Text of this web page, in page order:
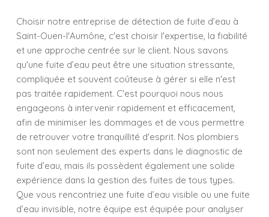
Choisir notre entreprise de détection de fuite d’eau à
Saint-Ouen-l'Aumône, c'est choisir l'expertise, la fiabilité
et une approche centrée sur le client. Nous savons
qu'une fuite d’eau peut être une situation stressante,
compliquée et souvent coûteuse à gérer si elle n'est
pas traitée rapidement. C'est pourquoi nous nous
engageons à intervenir rapidement et efficacement,
afin de minimiser les dommages et de vous permettre
de retrouver votre tranquillité d'esprit. Nos plombiers
sont non seulement des experts dans le diagnostic de
fuite d’eau, mais ils possèdent également une solide
expérience dans la gestion des fuites de tous types.
Que vous rencontriez une fuite d’eau visible ou une fuite
d’eau invisible, notre équipe est équipée pour analyser